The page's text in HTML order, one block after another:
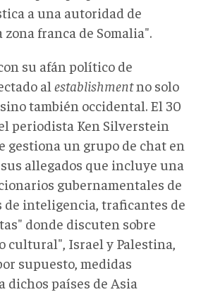
a una autoridad de
franca de Somalia".
su afán político de
al establishmentno solo
también occidental. El 30
periodista Ken Silverstein
gestiona un grupo de chat en
allegados que incluye una
gubernamentales de
de inteligencia, traficantes de
donde discuten sobre
cultural", Israel y Palestina,
supuesto, medidas
dichos países de Asia